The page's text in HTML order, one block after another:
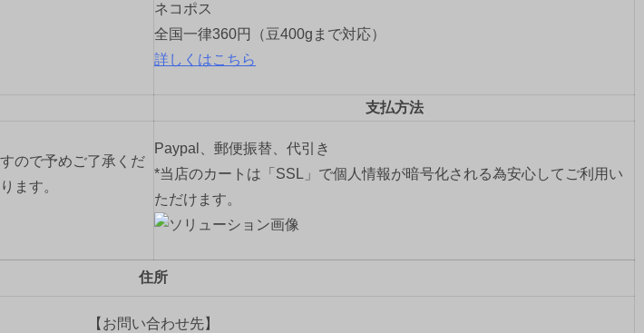
ネコポス
全国一律360円（豆400gまで対応）
詳しくはこちら
支払方法
ので予めご了承くだ
ます。
Paypal、郵便振替、代引き
*当店のカートは「SSL」で個人情報が暗号化される為安心してご利用い
ただけます。
住所
【お問い合わせ先】